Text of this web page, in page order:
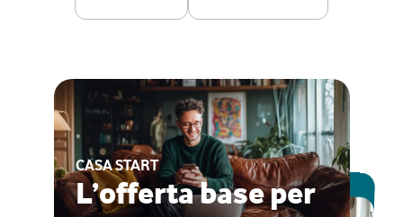
CASA START
L’offerta base per
ESCLUSIVA ONLINE